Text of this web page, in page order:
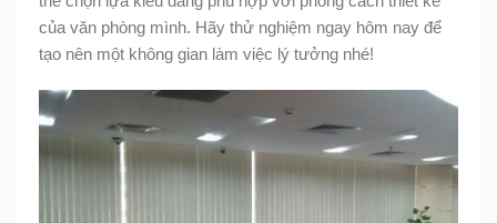
của văn phòng mình. Hãy thử nghiệm ngay hôm nay để
tạo nên một không gian làm việc lý tưởng nhé!